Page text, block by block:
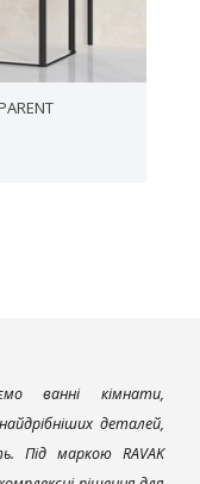
ванні кімнати,
деталей,
Під маркою RAVAK